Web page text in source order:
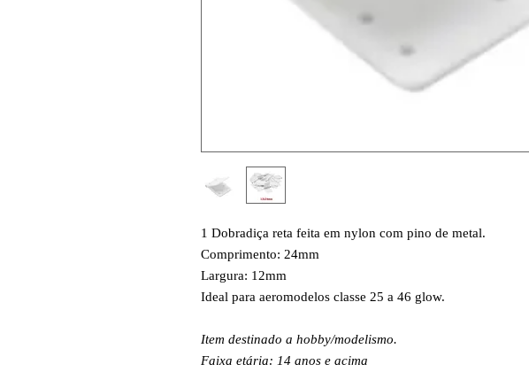
1 Dobradiça reta feita em nylon com pino de metal.
Comprimento: 24mm
Largura: 12mm
Ideal para aeromodelos classe 25 a 46 glow.
Item destinado a hobby/modelismo.
Faixa etária: 14 anos e acima